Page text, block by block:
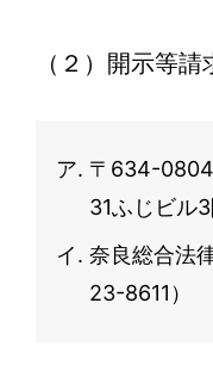
（２）開示等
〒634-
31ふじビル
奈良総合
23-8611）